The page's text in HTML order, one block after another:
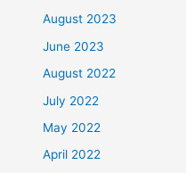
August 2023
June 2023
August 2022
July 2022
May 2022
April 2022